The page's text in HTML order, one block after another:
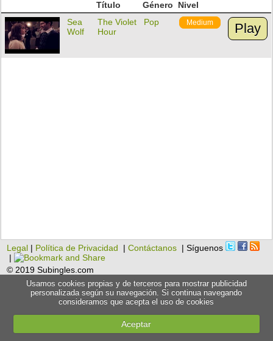
Título Género
Nivel
Sea
Wolf
The Violet
Hour
Pop Medium Play
Legal | Política de Privacidad |Contáctanos | Síguenos
|
© 2019 Subingles.com
Usamos cookies propias y de terceros para mostrar publicidad
personalizada según su navegación. Si continua navegando
consideramos que acepta el uso de cookies
Aceptar